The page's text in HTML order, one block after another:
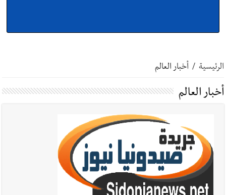
القدرات -صيدا
التشاوري الأول للمرصد الحضري
أخبار صيدا بالصور : بلدية صيدا تستقبل السيد محمد زيدان:
استعراض شامل لمشاريع وتأكيدٌ على حماية القيمة التراثية للمدينة
الرئيسية / أخبار العالم
أخبار العالم